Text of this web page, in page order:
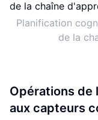
Planification
de la
Opérations de
aux capteurs